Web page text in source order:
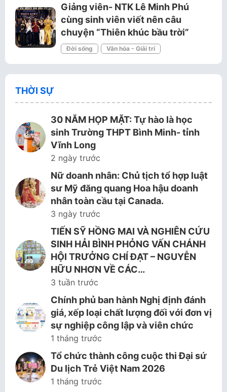
Giảng viên- NTK Lê Minh Phú
cùng sinh viên viết nên câu
chuyện “Thiên khúc bầu trời”
Đời sống Văn hóa - Giải trí
THỜI SỰ
30 NĂM HỌP MẶT: Tự hào là học
sinh Trường THPT Bình Minh- tỉnh
Vĩnh Long
2 ngày trước
Nữ doanh nhân: Chủ tịch tổ hợp luật
sư Mỹ đăng quang Hoa hậu doanh
nhân toàn cầu tại Canada.
3 ngày trước
TIẾN SỸ HỒNG MAI VÀ NGHIÊN CỨU
SINH HẢI BÌNH PHỎNG VẤN CHÁNH
HỘI TRƯỞNG CHÍ ĐẠT – NGUYỄN
HỮU NHƠN VỀ CÁC…
3 tuần trước
Chính phủ ban hành Nghị định đánh
giá, xếp loại chất lượng đối với đơn vị
sự nghiệp công lập và viên chức
1 tháng trước
Tổ chức thành công cuộc thi Đại sứ
Du lịch Trẻ Việt Nam 2026
1 tháng trước